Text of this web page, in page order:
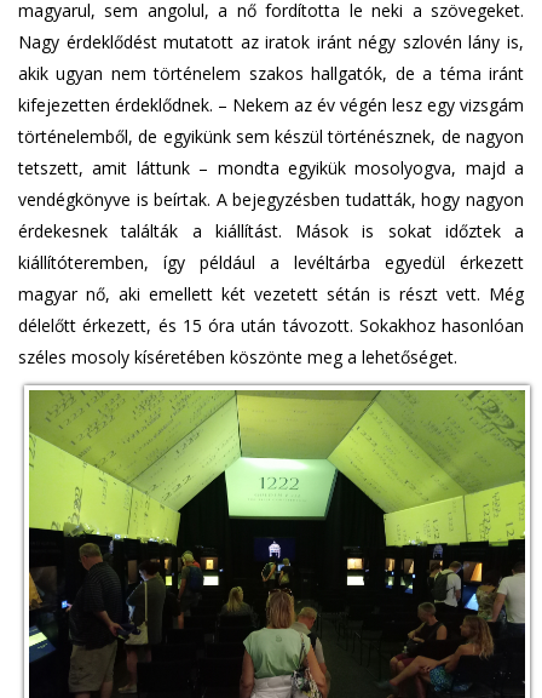
magyarul, sem angolul, a nő fordította le neki a szövegeket.
Nagy érdeklődést mutatott az iratok iránt négy szlovén lány is,
akik ugyan nem történelem szakos hallgatók, de a téma iránt
kifejezetten érdeklődnek. – Nekem az év végén lesz egy vizsgám
történelemből, de egyikünk sem készül történésznek, de nagyon
tetszett, amit láttunk – mondta egyikük mosolyogva, majd a
vendégkönyve is beírtak. A bejegyzésben tudatták, hogy nagyon
érdekesnek találták a kiállítást. Mások is sokat időztek a
kiállítóteremben, így például a levéltárba egyedül érkezett
magyar nő, aki emellett két vezetett sétán is részt vett. Még
délelőtt érkezett, és 15 óra után távozott. Sokakhoz hasonlóan
széles mosoly kíséretében köszönte meg a lehetőséget.